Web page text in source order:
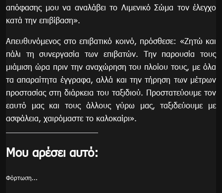
απόφασης μου να αναλάβει το Λιμενικό Σώμα τον έλεγχο
κατά την επιβίβαση».
Απευθυνόμενος στο επιβατικό κοινό, πρόσθεσε: «Ζητώ και
πάλι τη συνεργασία των επιβατών. Την παρουσία τους
μιάμιση ώρα πριν την αναχώρηση του πλοίου τους, με όλα
τα απαραίτητα έγγραφα, αλλά και την τήρηση των μέτρων
προστασίας στη διάρκεια του ταξιδιού. Προστατεύουμε τον
εαυτό μας και τους άλλους γύρω μας, ταξιδεύουμε με
ασφάλεια, χαιρόμαστε το καλοκαίρι».
Μου αρέσει αυτό:
Φόρτωση...